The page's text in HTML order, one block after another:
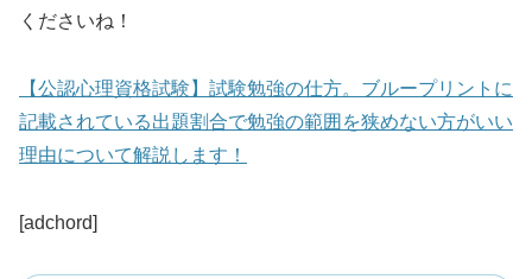
くださいね！
【公認心理資格試験】試験勉強の仕方。ブループリントに
記載されている出題割合で勉強の範囲を狭めない方がいい
理由について解説します！
[adchord]